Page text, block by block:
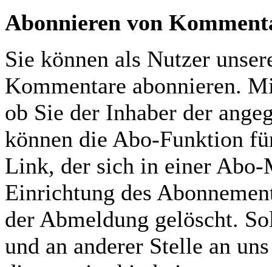
Abonnieren von
Sie können als Nutzer
Kommentare abonnieren.
ob Sie der Inhaber der
können die Abo-Funktion
Link, der sich in einer
Einrichtung des
der Abmeldung gelöscht.
und an anderer Stelle an